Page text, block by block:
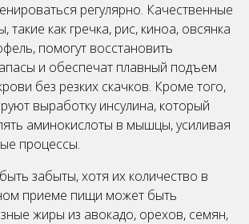
регулярно. Качественные
такие как гречка, рис, киноа, овсянка
помогут восстановить
и обеспечат плавный подъем
без резких скачков. Кроме того,
выработку инсулина, который
аминокислоты в мышцы, усиливая
процессы.
забыты, хотя их количество в
приеме пищи может быть
жиры из авокадо, орехов, семян,